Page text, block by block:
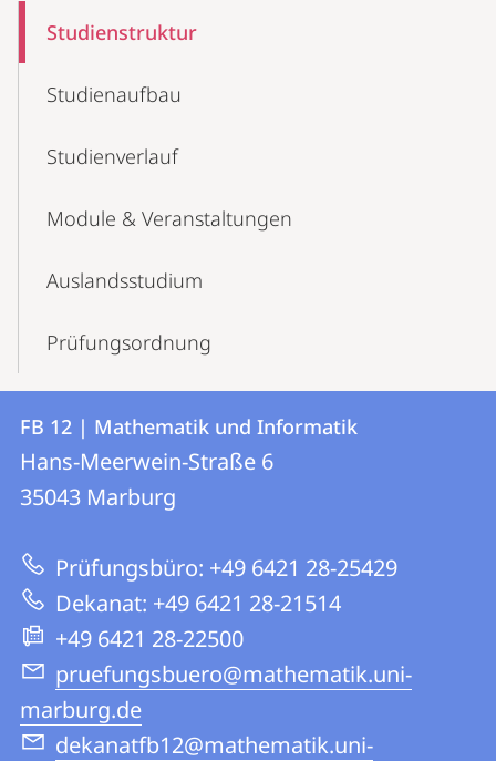
NavigationStudienstruktur
Studienaufbau
Studienverlauf
Module & Veranstaltungen
Auslandsstudium
Prüfungsordnung
Kontakt
und
Informationen
zur
Website
Kontaktinformationen
FB
12
|
Mathematik
und
Informatik
FB 12 | Mathematik und Informatik
Hans-Meerwein-Straße 6
35043 Marburg
Prüfungsbüro: +49 6421 28-25429
Dekanat: +49 6421 28-21514
+49 6421 28-22500
pruefungsbuero@mathematik.uni-
marburg.de
dekanatfb12@mathematik.uni-